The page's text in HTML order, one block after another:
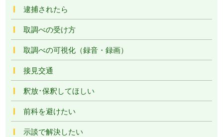
逮捕されたら
取調べの受け方
取調べの可視化（録音・録画）
接見交通
釈放･保釈してほしい
前科を避けたい
示談で解決したい